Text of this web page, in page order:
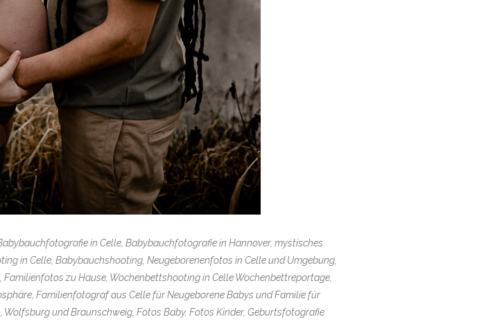
in Celle, Babybauchfotografie in Hannover, mystisches
in Celle, Babybauchshooting, Neugeborenenfotos in Celle und Umgebung,
zu Hause, Wochenbettshooting in Celle Wochenbettreportage,
Familienfotograf aus Celle für Neugeborene Babys und Familie für
und Braunschweig, Fotos Baby, Fotos Kinder, Geburtsfotografie